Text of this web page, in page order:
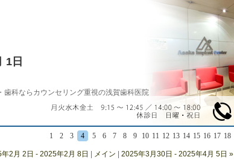
1日
歯科ならカウンセリング重視の浅賀歯科医院
1 2 3 4 5 6 7 8 9 10 11 12 13 14 15 16 17 18
2月 2日 - 2025年2月 8日 メイン 2025年3月30日 - 2025年4月 5日 »